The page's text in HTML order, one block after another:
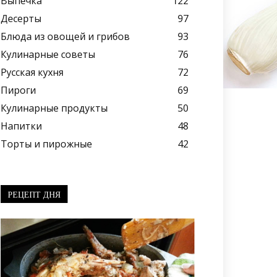
Десерты
97
Блюда из овощей и грибов
93
Кулинарные советы
76
Русская кухня
72
Пироги
69
Кулинарные продукты
50
Напитки
48
Торты и пирожные
42
РЕЦЕПТ ДНЯ